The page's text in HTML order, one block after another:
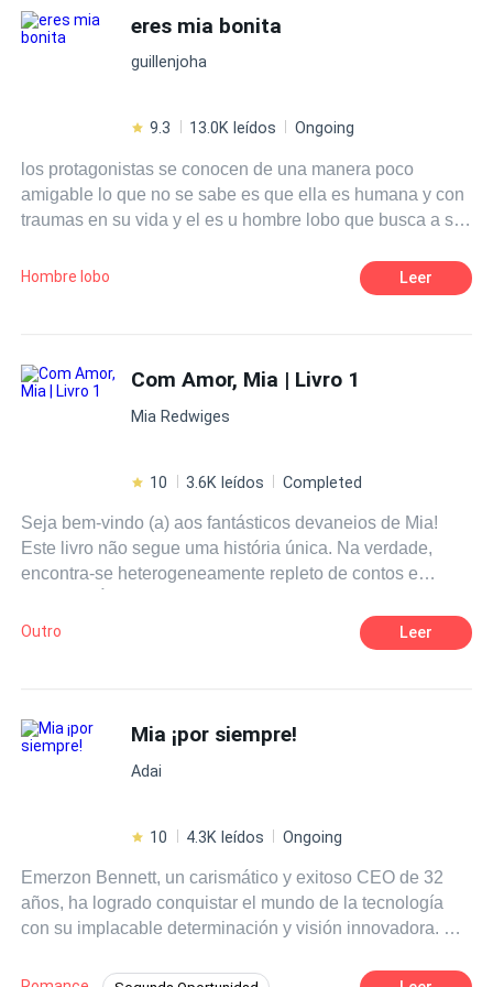
familia, pero sufrirán en vida lo que el sufrió en esa casa
por varios años. Carime será la clave perfecta de cumplir
con su objetivo. Lo que Armando no sabia que el oscuro
cambiar sus perspectivas en cuanto a su venganza.
Acosador Matrimonio por Contrato
eres mia bonita
guillenjoha
9.3 13.0K leídos Ongoing
los protagonistas se conocen de una manera poco
amigable lo que no se sabe es que ella es humana y con
traumas en su vida y el es u hombre lobo que busca a su
Hombre lobo Leer
Com Amor, Mia | Livro 1
Mia Redwiges
10 3.6K leídos Completed
Seja bem-vindo (a) aos fantásticos devaneios de Mia!
Este livro não segue uma história única. Na verdade,
encontra-se heterogeneamente repleto de contos e
quer ler algo na sua hora livre, mas não tem tempo para
Outro Leer
Mia ¡por siempre!
Adai
10 4.3K leídos Ongoing
Emerzon Bennett, un carismático y exitoso CEO de 32
años, ha logrado conquistar el mundo de la tecnología
con su implacable determinación y visión innovadora. Su
imponente se esconde una vida personal vacía y